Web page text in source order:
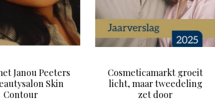
groeit
tweedeling
zet door
Nieuwe
gezichtsmaskers by
Malu Wilz